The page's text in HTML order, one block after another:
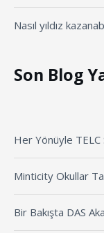
Nasıl yıldız
Son Blog
Her Yönüyle TELC
Minticity Okullar
Bir Bakışta DAS